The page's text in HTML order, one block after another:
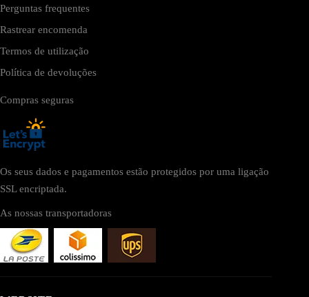
Perguntas frequentes
Rastrear encomenda
Termos de utilização
Política de devoluções
Compras seguras
Os seus dados e pagamentos estão protegidos por uma ligação
SSL encriptada.
As nossas transportadoras